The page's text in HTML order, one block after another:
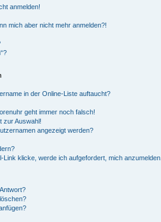
anmelden!
mich aber nicht mehr anmelden?!
in der Online-Liste auftaucht?
geht immer noch falsch!
zur Auswahl!
angezeigt werden?
klicke, werde ich aufgefordert, mich anzumelden.